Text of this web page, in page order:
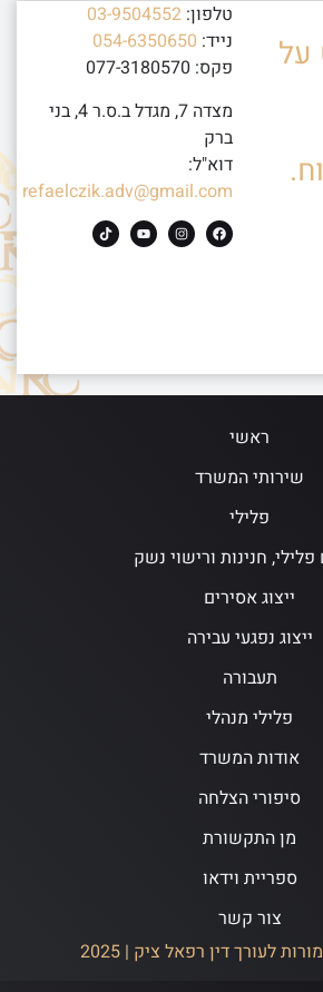
על
טלפון: 03-9504552
נייד: 054-6350650
פקס: 077-3180570
מצדה 7, מגדל ב.ס.ר 4, בני
ברק
דוא"ל:
refaelczik.adv@gmail.com
ראשי
שירותי המשרד
פלילי
חנינות ורישוי נשק
ייצוג אסירים
ייצוג נפגעי עבירה
תעבורה
פלילי מנהלי
אודות המשרד
סיפורי הצלחה
מן התקשורת
ספריית וידאו
צור קשר
לעורך דין רפאל ציק | 2025